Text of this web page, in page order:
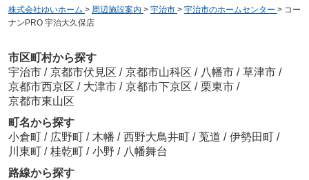
株式会社ゆいホーム > 周辺施設案内 > 宇治市 > 宇治市のホームセンター > コー
ナンPRO 宇治大久保店
市区町村から探す
宇治市 / 京都市伏見区 / 京都市山科区 / 八幡市 / 草津市 /
京都市西京区 / 大津市 / 京都市下京区 / 栗東市 /
京都市東山区
町名から探す
小倉町 / 広野町 / 木幡 / 西野大鳥井町 / 莵道 / 伊勢田町 /
川東町 / 桂乾町 / 小野 / 八幡舞台
路線から探す